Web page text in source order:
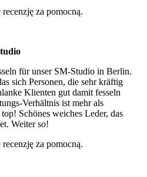
za pomocną.
für unser SM-Studio in Berlin.
sich Personen, die sehr kräftig
Klienten gut damit fesseln
Verhältnis ist mehr als
Schönes weiches Leder, das
Weiter so!
za pomocną.